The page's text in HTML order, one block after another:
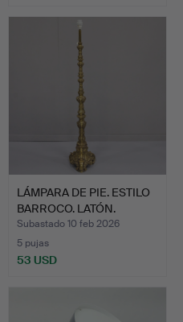
LÁMPARA DE PIE. ESTILO
BARROCO. LATÓN.
Subastado 10 feb 2026
5 pujas
53 USD